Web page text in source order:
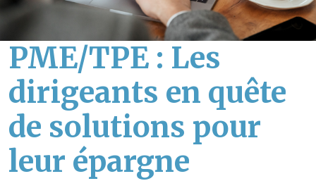
PME/TPE : Les
dirigeants en quête
de solutions pour
leur épargne